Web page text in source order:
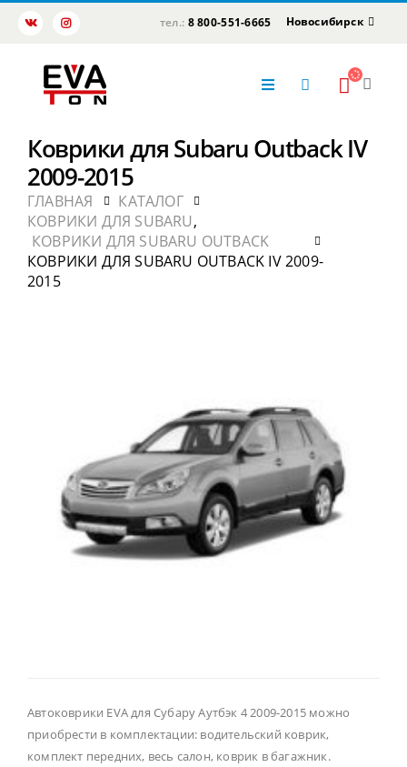
тел.: 8 800-551-6665 Новосибирск
Коврики для Subaru Outback IV
2009-2015
ГЛАВНАЯ
КАТАЛОГ
КОВРИКИ ДЛЯ SUBARU,
КОВРИКИ ДЛЯ SUBARU OUTBACK
КОВРИКИ ДЛЯ SUBARU OUTBACK IV 2009-
2015
Автоковрики EVA для Субару Аутбэк 4 2009-2015 можно
приобрести в комплектации: водительский коврик,
комплект передних, весь салон, коврик в багажник.